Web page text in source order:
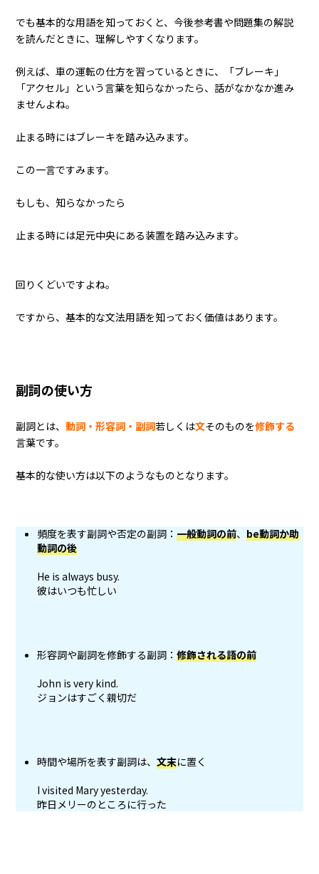
でも基本的な用語を知っておくと、今後参考書や問題集の解説
を読んだときに、理解しやすくなります。
例えば、車の運転の仕方を習っているときに、「ブレーキ」
「アクセル」という言葉を知らなかったら、話がなかなか進み
ませんよね。
止まる時にはブレーキを踏み込みます。
この一言ですみます。
もしも、知らなかったら
止まる時には足元中央にある装置を踏み込みます。
回りくどいですよね。
ですから、基本的な文法用語を知っておく価値はあります。
副詞の使い方
副詞とは、動詞・形容詞・副詞若しくは文そのものを修飾する
言葉です。
基本的な使い方は以下のようなものとなります。
頻度を表す副詞や否定の副詞：一般動詞の前、be動詞か助
動詞の後
He is always busy.
彼はいつも忙しい
形容詞や副詞を修飾する副詞：修飾される語の前
John is very kind.
ジョンはすごく親切だ
時間や場所を表す副詞は、文末に置く
I visited Mary yesterday.
昨日メリーのところに行った